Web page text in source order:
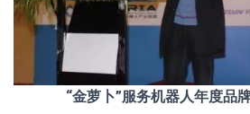
“金萝卜”服务机器人年度品